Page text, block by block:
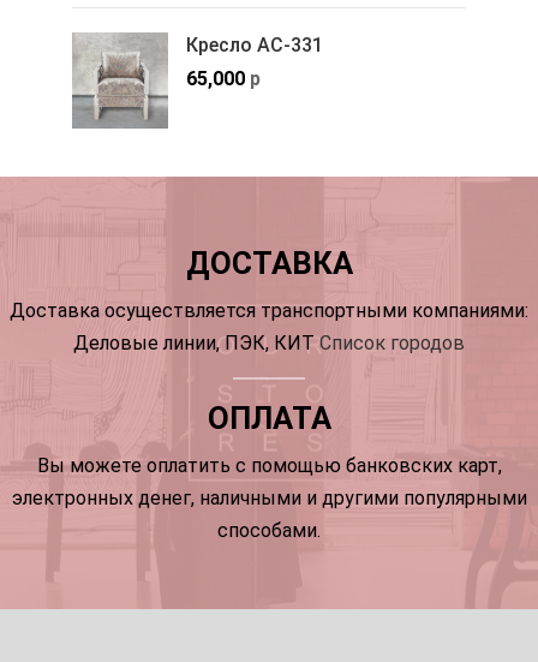
Кресло АС-331
65,000 р
ДОСТАВКА
Доставка осуществляется транспортными компаниями:
Деловые линии, ПЭК, КИТ Список городов
ОПЛАТА
Вы можете оплатить с помощью банковских карт,
электронных денег, наличными и другими популярными
способами.